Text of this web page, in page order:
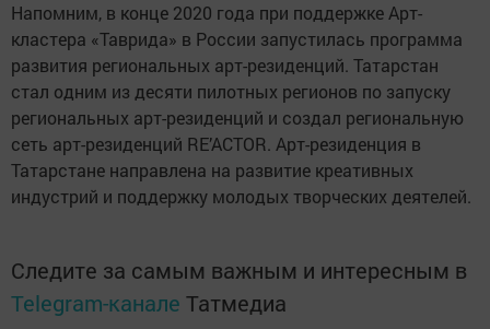
Напомним, в конце 2020 года при поддержке Арт-
кластера «Таврида» в России запустилась программа
развития региональных арт-резиденций. Татарстан
стал одним из десяти пилотных регионов по запуску
региональных арт-резиденций и создал региональную
сеть арт-резиденций RE’ACTOR. Арт-резиденция в
Татарстане направлена на развитие креативных
индустрий и поддержку молодых творческих деятелей.
Следите за самым важным и интересным в
Telegram-канале Татмедиа